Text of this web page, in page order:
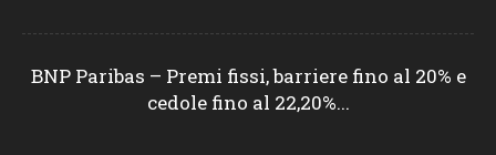
BNP Paribas – Premi fissi, barriere fino al 20% e
cedole fino al 22,20%...